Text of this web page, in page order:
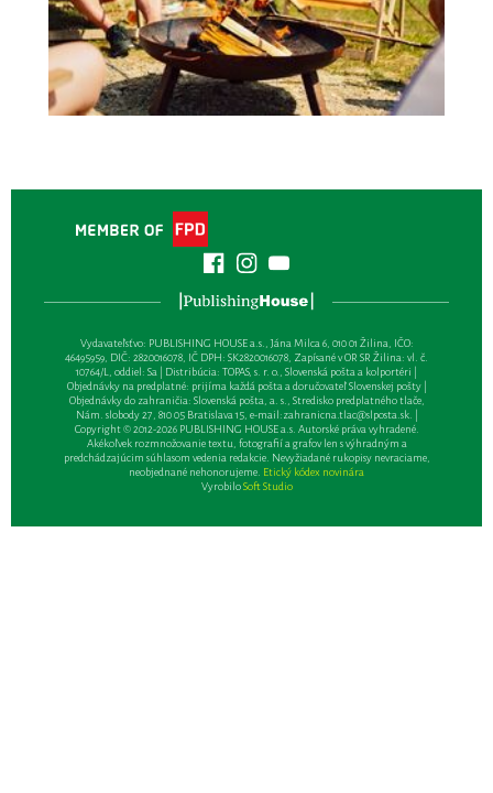
Vydavateľsťvo: PUBLISHING HOUSE a.s., Jána Milca 6, 010 01 Žilina, IČO:
46495959, DIČ: 2820016078, IČ DPH: SK2820016078, Zapísané v OR SR Žilina: vl. č.
10764/L, oddiel: Sa | Distribúcia: TOPAS, s. r. o., Slovenská pošta a kolportéri |
Objednávky na predplatné: prijíma každá pošta a doručovateľ Slovenskej pošty |
Objednávky do zahraničia: Slovenská pošta, a. s., Stredisko predplatného tlače,
Nám. slobody 27, 810 05 Bratislava 15, e-mail:zahranicna.tlac@slposta.sk. |
Copyright © 2012-2026 PUBLISHING HOUSE a.s. Autorské práva vyhradené.
Akékoľvek rozmnožovanie textu, fotografií a grafov len s výhradným a
predchádzajúcim súhlasom vedenia redakcie. Nevyžiadané rukopisy nevraciame,
neobjednané nehonorujeme. Etický kódex novinára
VyrobiloSoft Studio